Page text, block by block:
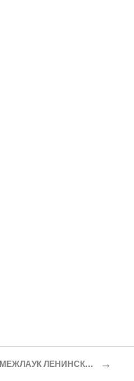
В. И. МЕЖЛАУК ЛЕНИНСКИЙ СТИЛЬ РАБОТЫ →